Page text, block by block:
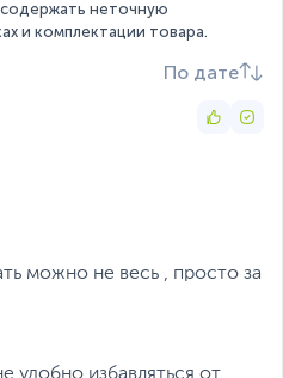
4.07 кг
в описании товара,
и нажмите Ctrl+Enter.
могут быть изменены
интернет-магазина.
неточную
и комплектации товара.
По дате
можно не весь , просто за